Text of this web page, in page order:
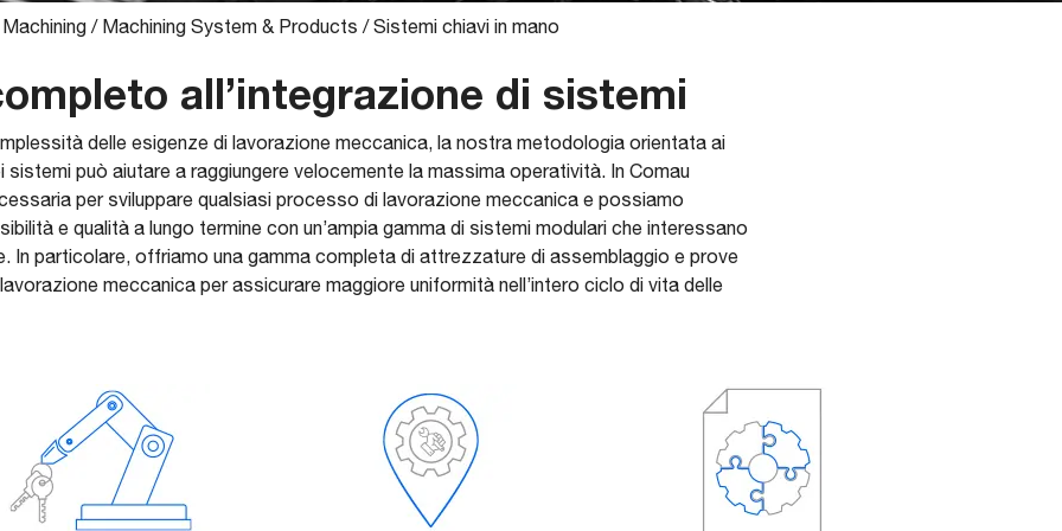
/ Machining System & Products /Sistemi chiavi in mano
all’integrazione di sistemi
delle esigenze di lavorazione meccanica, la nostra metodologia orientata ai
può aiutare a raggiungere velocemente la massima operatività. In Comau
per sviluppare qualsiasi processo di lavorazione meccanica e possiamo
e qualità a lungo termine con un’ampia gamma di sistemi modulari che interessano
In particolare, offriamo una gamma completa di attrezzature di assemblaggio e prove
meccanica per assicurare maggiore uniformità nell’intero ciclo di vita delle